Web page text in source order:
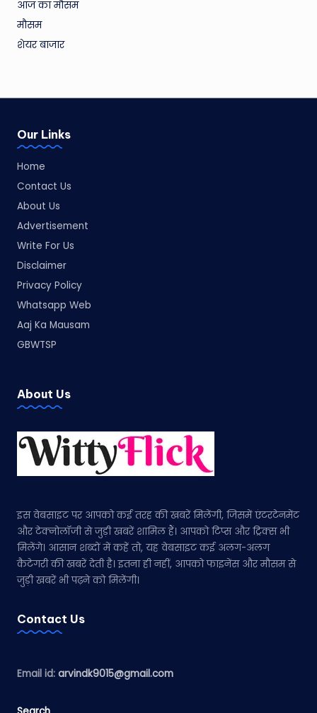
आज का मौसम
मौसम
शेयर बाजार
Our Links
Home
Contact Us
About Us
Advertisement
Write For Us
Disclaimer
Privacy Policy
Whatsapp Web
Aaj Ka Mausam
GBWTSP
About Us
इस वेबसाइट पर आपको कई तरह की खबरें मिलेंगी, जिसमें एंटरटेनमेंट
और टेक्नोलॉजी से जुड़ी खबरें शामिल हैं। आपको टिप्स और ट्रिक्स भी
मिलेंगे। आसान शब्दों में कहें तो, यह वेबसाइट कई अलग-अलग
कैटेगरी की खबरें देती है। इतना ही नहीं, आपको फाइनेंस और मौसम से
जुड़ी खबरें भी पढ़ने को मिलेंगी।
Contact Us
Email id: arvindk9015@gmail.com